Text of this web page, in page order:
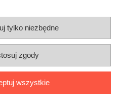
konto
i dostawa
tylko niezbędne
zgody
wszystkie